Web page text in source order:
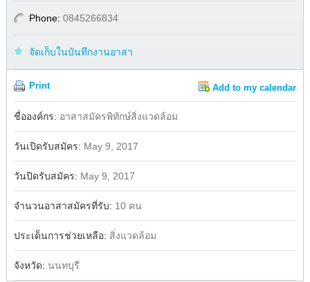
Phone: 0845266834
จัดเก็บในบันทึกงานอาสา
Print Add to my calendar
ชื่อองค์กร: อาสาสมัครพิทักษ์สิ่งแวดล้อม
วันเปิดรับสมัคร: May 9, 2017
วันปิดรับสมัคร: May 9, 2017
จำนวนอาสาสมัครที่รับ: 10 คน
ประเด็นการช่วยเหลือ: สิ่งแวดล้อม
จังหวัด: นนทบุรี